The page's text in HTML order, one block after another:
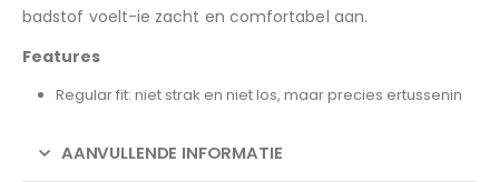
badstof voelt-ie zacht en comfortabel aan.
Features
Regular fit: niet strak en niet los, maar precies ertussenin
AANVULLENDE INFORMATIE